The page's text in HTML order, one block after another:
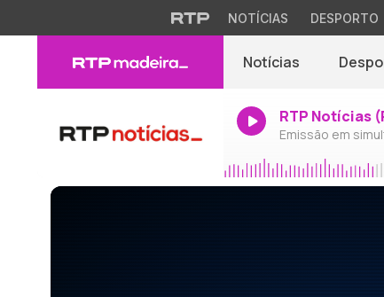
NOTÍCIAS DESPORTO
Notícias
RTP Notícias
Emissão em